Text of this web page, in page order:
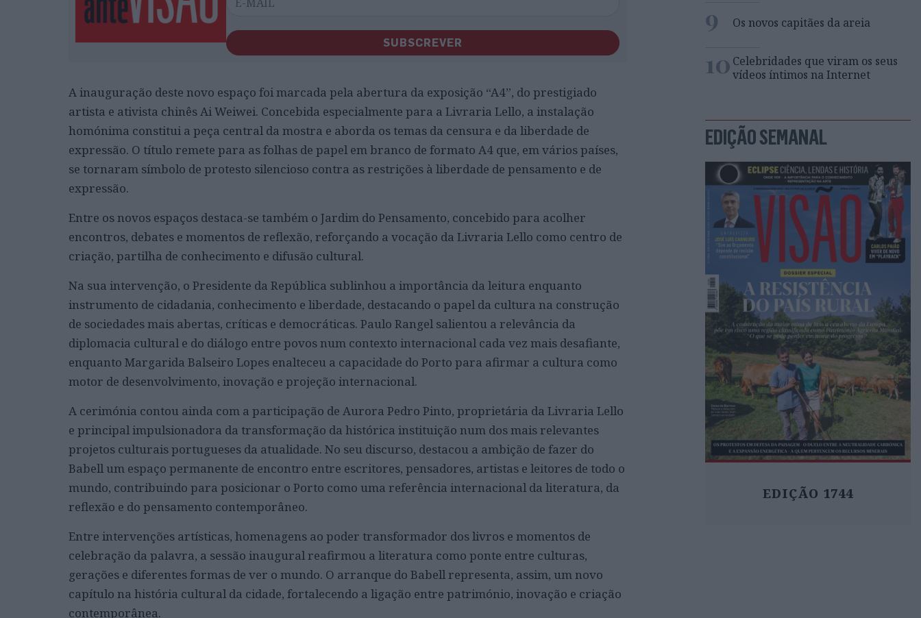
SUBSCREVER
A inauguração deste novo espaço foi marcada pela abertura da exposição “A4”, do prestigiado
artista e ativista chinês Ai Weiwei. Concebida especialmente para a Livraria Lello, a instalação
homónima constitui a peça central da mostra e aborda os temas da censura e da liberdade de
expressão. O título remete para as folhas de papel em branco de formato A4 que, em vários países,
se tornaram símbolo de protesto silencioso contra as restrições à liberdade de pensamento e de
expressão.
Entre os novos espaços destaca-se também o Jardim do Pensamento, concebido para acolher
encontros, debates e momentos de reflexão, reforçando a vocação da Livraria Lello como centro de
criação, partilha de conhecimento e difusão cultural.
Na sua intervenção, o Presidente da República sublinhou a importância da leitura enquanto
instrumento de cidadania, conhecimento e liberdade, destacando o papel da cultura na construção
de sociedades mais abertas, críticas e democráticas. Paulo Rangel salientou a relevância da
diplomacia cultural e do diálogo entre povos num contexto internacional cada vez mais desafiante,
enquanto Margarida Balseiro Lopes enalteceu a capacidade do Porto para afirmar a cultura como
motor de desenvolvimento, inovação e projeção internacional.
A cerimónia contou ainda com a participação de Aurora Pedro Pinto, proprietária da Livraria Lello
e principal impulsionadora da transformação da histórica instituição num dos mais relevantes
projetos culturais portugueses da atualidade. No seu discurso, destacou a ambição de fazer do
Babell um espaço permanente de encontro entre escritores, pensadores, artistas e leitores de todo o
mundo, contribuindo para posicionar o Porto como uma referência internacional da literatura, da
reflexão e do pensamento contemporâneo.
Entre intervenções artísticas, homenagens ao poder transformador dos livros e momentos de
celebração da palavra, a sessão inaugural reafirmou a literatura como ponte entre culturas,
gerações e diferentes formas de ver o mundo. O arranque do Babell representa, assim, um novo
capítulo na história cultural da cidade, fortalecendo a ligação entre património, inovação e criação
contemporânea.
9 Os novos capitães da areia
10 Celebridades que viram os seus
vídeos íntimos na Internet
EDIÇÃO SEMANAL
EDIÇÃO 1744